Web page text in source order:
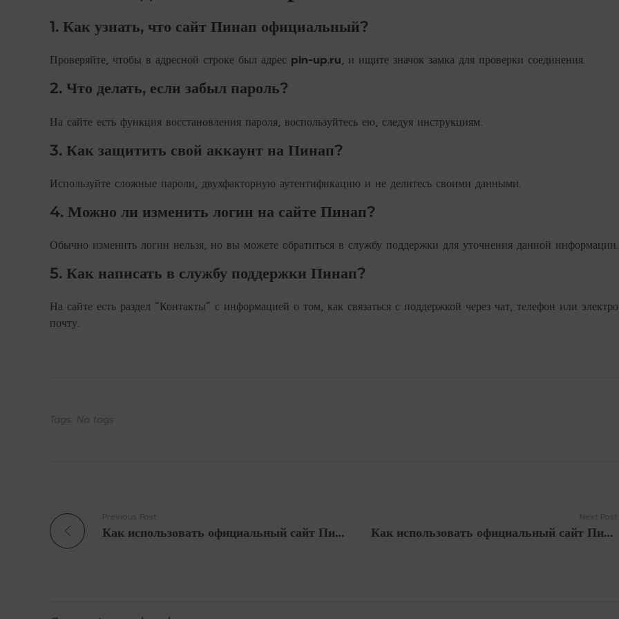
1. Как узнать, что сайт Пинап официальный?
Проверяйте, чтобы в адресной строке был адрес pin-up.ru, и ищите значок замка для проверки соединения.
2. Что делать, если забыл пароль?
На сайте есть функция восстановления пароля, воспользуйтесь ею, следуя инструкциям.
3. Как защитить свой аккаунт на Пинап?
Используйте сложные пароли, двухфакторную аутентификацию и не делитесь своими данными.
4. Можно ли изменить логин на сайте Пинап?
Обычно изменить логин нельзя, но вы можете обратиться в службу поддержки для уточнения данной информации.
5. Как написать в службу поддержки Пинап?
На сайте есть раздел “Контакты” с информацией о том, как связаться с поддержкой через чат, телефон или
почту.
Как использовать официальный сайт Пинап для входа и избежать мошенничества Как использовать официальный сайт Пинап для входа и избежать мошенничества